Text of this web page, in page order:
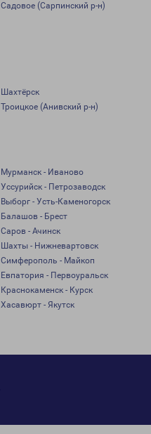
Садовое (Сарпинский р-н)
Шахтёрск
Троицкое (Анивский р-н)
Мурманск - Иваново
Уссурийск - Петрозаводск
Выборг - Усть-Каменогорск
Балашов - Брест
Саров - Ачинск
Шахты - Нижневартовск
Симферополь - Майкоп
Евпатория - Первоуральск
Краснокаменск - Курск
Хасавюрт - Якутск